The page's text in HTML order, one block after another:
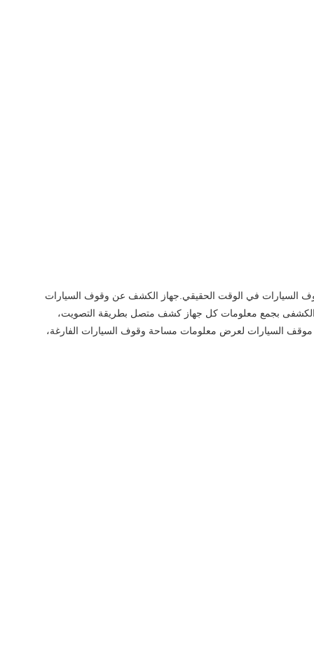
السيارات في الوقت الحقيقي.جهاز الكشف عن وقوف السيارات
الكشفى بجمع معلومات كل جهاز كشف متصل بطريقة التصويت،
موقف السيارات لعرض معلومات مساحة وقوف السيارات الفارغة،